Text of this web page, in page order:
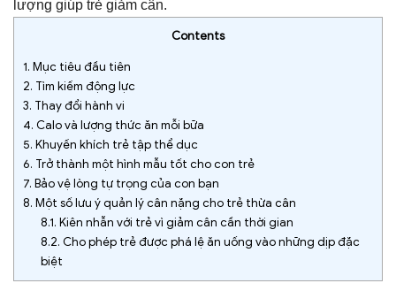
lượng giúp trẻ giảm cân.
Contents
1. Mục tiêu đầu tiên
2. Tìm kiếm động lực
3. Thay đổi hành vi
4. Calo và lượng thức ăn mỗi bữa
5. Khuyến khích trẻ tập thể dục
6. Trở thành một hình mẫu tốt cho con trẻ
7. Bảo vệ lòng tự trọng của con bạn
8. Một số lưu ý quản lý cân nặng cho trẻ thừa cân
8.1. Kiên nhẫn với trẻ vì giảm cân cần thời gian
8.2. Cho phép trẻ được phá lệ ăn uống vào những dịp đặc
biệt